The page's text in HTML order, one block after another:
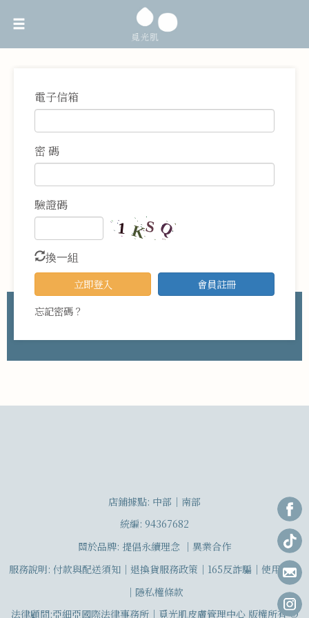
電子信箱
密 碼
驗證碼
換一組
立即登入
會員註冊
忘記密碼？
店鋪據點: 中部 ｜ 南部
統編: 94367682
關於品牌: 提倡永續理念 ｜ 異業合作
服務說明: 付款與配送須知 ｜ 退換貨服務政策 ｜ 165反詐騙 ｜ 使用條款
｜ 隱私權條款
法律顧問:亞細亞國際法律事務所｜覓光肌皮膚管理中心 版權所有 ©